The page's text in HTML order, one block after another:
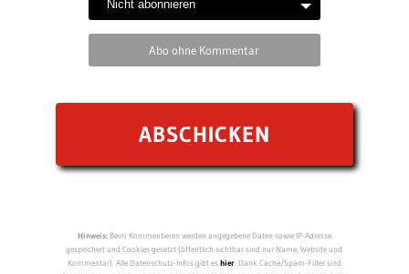
Abo ohne Kommentar
Hinweis:Beim Kommentieren werden angegebene Daten sowie IP-Adresse
gespeichert und Cookies gesetzt (öffentlich sichtbar sind nur Name, Website und
Kommentar). Alle Datenschutz-Infos gibt eshier. Dank Cache/Spam-Filter sind